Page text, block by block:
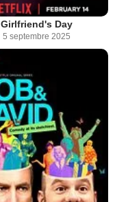
Girlfriend's Day
5 septembre 2025